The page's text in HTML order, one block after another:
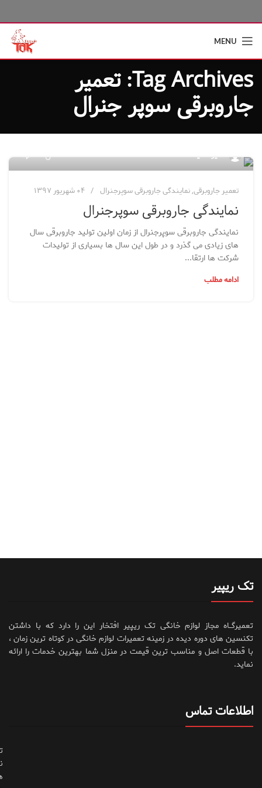
MENU
Tag Archives: تعمیر
جاروبرقی سوپر جنرال
مدیر سایت
تعمیر جاروبرقی,نمایندگی جاروبرقی سوپرجنرال ۰۴ شهریور ۱۳۹۷
نمایندگی جاروبرقی سوپرجنرال
نمایندگی جاروبرقی سوپرجنرال از زمان اولین تولید جاروبرقی سال
های زیادی می گذرد و در طول این سال ها بسیاری از تولیدات
شرکت ها ارتقا...
ادامه مطلب
تک ریپیر
تعمیرگــاه مجاز لوازم خانگی تک ریپیر افتخار این را دارد که با داشتن
تکنسین های دوره دیده در زمینه تعمیرات لوازم خانگی در کوتاه ترین زمان ،
با قطعات اصل و مناسب ترین قیمت در منزل شما بهترین خدمات را ارائه
نماید.
اطلاعات تماس